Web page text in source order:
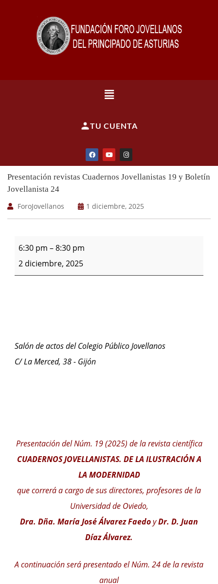
TU CUENTA
Presentación revistas Cuadernos Jovellanistas 19 y Boletín
Jovellanista 24
ForoJovellanos
1 diciembre, 2025
6:30 pm –8:30 pm
2 diciembre, 2025
Salón de actos del Colegio Público Jovellanos
C/ La Merced, 38 - Gijón
Presentación del Núm. 19 (2025) de la revista científica
CUADERNOS JOVELLANISTAS. DE LA ILUSTRACIÓN A
LA MODERNIDAD
que correrá a cargo de sus directores, profesores de la
Universidad de Oviedo,
Dra. Dña. María José Álvarez FaedoyDr. D. Juan
Díaz Álvarez.
A continuación será presentado el Núm. 24 de la revista
anual